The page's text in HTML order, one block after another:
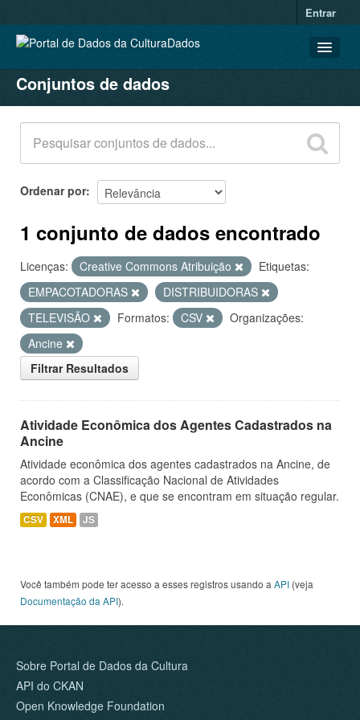
Entrar
CONJUNTOS DE DADOS
ORGANIZAÇÕES
GRUPOS
SOBRE
Conjuntos de dados
Ordenar por
1 conjunto de dados encontrado
Licenças: Creative Commons Atribuição
Etiquetas:
EMPACOTADORAS
DISTRIBUIDORAS
TELEVISÃO
Formatos: CSV
Organizações:
Ancine
Filtrar Resultados
Atividade Econômica dos Agentes Cadastrados na
Ancine
Atividade econômica dos agentes cadastrados na Ancine, de
acordo com a Classificação Nacional de Atividades
Econômicas (CNAE), e que se encontram em situação regular.
CSV XML JS
Você também pode ter acesso a esses registros usando a API (veja
Documentação da API).
Sobre Portal de Dados da Cultura
API do CKAN
Open Knowledge Foundation